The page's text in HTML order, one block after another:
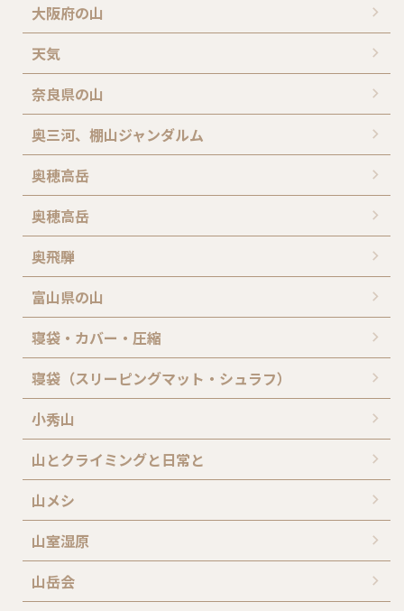
大阪府の山
天気
奈良県の山
奥三河、棚山ジャンダルム
奥穂高岳
奥穂高岳
奥飛騨
富山県の山
寝袋・カバー・圧縮
寝袋（スリーピングマット・シュラフ）
小秀山
山とクライミングと日常と
山メシ
山室湿原
山岳会